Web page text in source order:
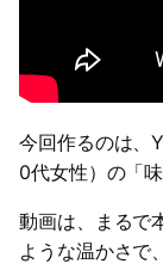
今回作るのは、
0代女性）の「
動画は、まるで
ような温かさで